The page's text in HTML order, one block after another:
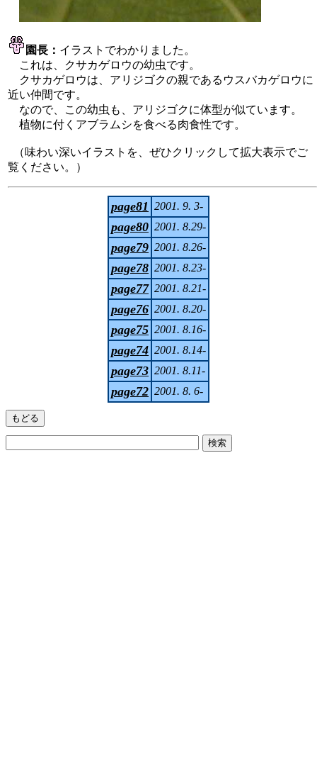
園長： イラストでわかりました。
これは、クサカゲロウの幼虫です。
クサカゲロウは、アリジゴクの親であるウスバカゲロウに
近い仲間です。
なので、この幼虫も、アリジゴクに体型が似ています。
植物に付くアブラムシを食べる肉食性です。
（味わい深いイラストを、ぜひクリックして拡大表示でご
覧ください。）
page81 2001. 9. 3-
page80 2001. 8.29-
page79 2001. 8.26-
page78 2001. 8.23-
page77 2001. 8.21-
page76 2001. 8.20-
page75 2001. 8.16-
page74 2001. 8.14-
page73 2001. 8.11-
page72 2001. 8. 6-